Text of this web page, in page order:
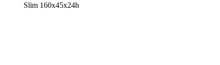
Slim 160x45x24h